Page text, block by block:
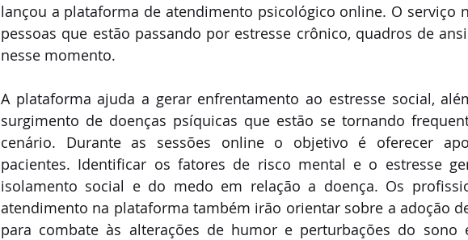
lançou a plataforma de atendimento psicológico online. O serviço
pessoas que estão passando por estresse crônico, quadros de
nesse momento.
A plataforma ajuda a gerar enfrentamento ao estresse social,
surgimento de doenças psíquicas que estão se tornando
cenário. Durante as sessões online o objetivo é oferecer
pacientes. Identificar os fatores de risco mental e o estresse
isolamento social e do medo em relação a doença. Os
atendimento na plataforma também irão orientar sobre a adoção
para combate às alterações de humor e perturbações do sono